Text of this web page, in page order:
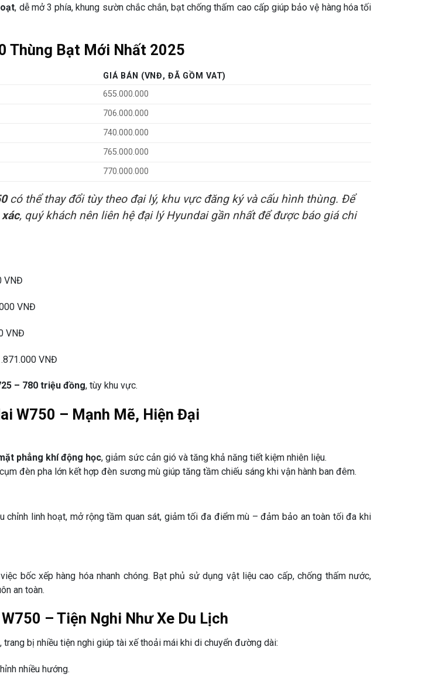
, dễ mở 3 phía, khung sườn chắc chắn, bạt chống thấm cao cấp giúp bảo vệ hàng hóa tối
Thùng Bạt Mới Nhất 2025
GIÁ BÁN (VNĐ, ĐÃ GỒM VAT)
655.000.000
706.000.000
740.000.000
765.000.000
770.000.000
có thể thay đổi tùy theo đại lý, khu vực đăng ký và cấu hình thùng. Để
, quý khách nên liên hệ đại lý Hyundai gần nhất để được báo giá chi
VNĐ
VNĐ
VNĐ
VNĐ
– 780 triệu đồng, tùy khu vực.
W750 – Mạnh Mẽ, Hiện Đại
phẳng khí động học, giảm sức cản gió và tăng khả năng tiết kiệm nhiên liệu.
đèn pha lớn kết hợp đèn sương mù giúp tăng tầm chiếu sáng khi vận hành ban đêm.
chỉnh linh hoạt, mở rộng tầm quan sát, giảm tối đa điểm mù – đảm bảo an toàn tối đa khi
bốc xếp hàng hóa nhanh chóng. Bạt phủ sử dụng vật liệu cao cấp, chống thấm nước,
an toàn.
– Tiện Nghi Như Xe Du Lịch
bị nhiều tiện nghi giúp tài xế thoải mái khi di chuyển đường dài:
nhiều hướng.